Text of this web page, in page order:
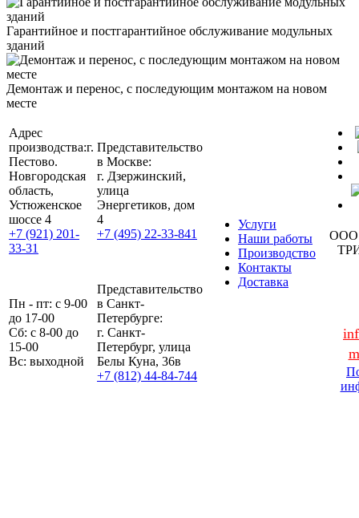
Гарантийное и постгарантийное обслуживание модульных
зданий
Демонтаж и перенос, с последующим монтажом на новом
месте
Адрес
производства:г.
Пестово.
Новгородская
область,
Устюженское
шоссе 4
+7 (921) 201-
33-31
Представительство
в Москве:
г. Дзержинский,
улица
Энергетиков, дом
4
+7 (495) 22-33-841
Услуги
Наши работы
Производство
Контакты
Доставка
ООО
Пн - пт: с 9-00
до 17-00
Сб: с 8-00 до
15-00
Вс: выходной
Представительство
в Санкт-
Петербурге:
г. Санкт-
Петербург, улица
Белы Куна, 36в
+7 (812) 44-84-744